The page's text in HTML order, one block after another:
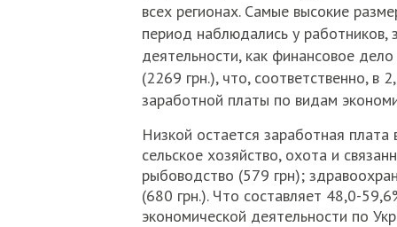
всех регионах. Самые высокие
период наблюдались у
деятельности, как финансовое
(2269 грн.), что, соответственно, в
заработной платы по видам
Низкой остается заработная
сельское хозяйство, охота и
рыбоводство (579 грн);
(680 грн.). Что составляет 48,0-
экономической деятельности по